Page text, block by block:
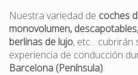
Nuestra variedad de coches
monovolumen,
berlinas de lujo, etc...
experiencia de conducción
Barcelona (Península).